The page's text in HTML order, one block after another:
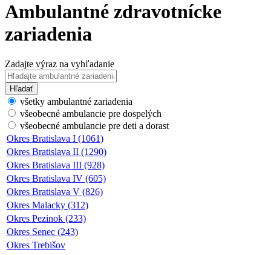
Ambulantné zdravotnícke
zariadenia
Zadajte výraz na vyhľadanie
Hľadať
všetky ambulantné zariadenia
všeobecné ambulancie pre dospelých
všeobecné ambulancie pre deti a dorast
Okres Bratislava I (1061)
Okres Bratislava II (1290)
Okres Bratislava III (928)
Okres Bratislava IV (605)
Okres Bratislava V (826)
Okres Malacky (312)
Okres Pezinok (233)
Okres Senec (243)
Okres Trebišov